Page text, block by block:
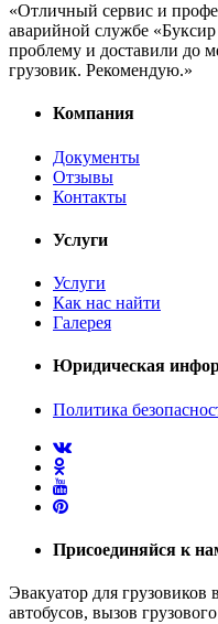
«Отличный сервис и
аварийной службе
проблему и доставили до
грузовик. Рекомендую.»
Компания
Документы
Отзывы
Контакты
Услуги
Услуги
Как нас найти
Галерея
Юридическая
Политика
Присоединяйся к
Эвакуатор для грузовиков
автобусов, вызов